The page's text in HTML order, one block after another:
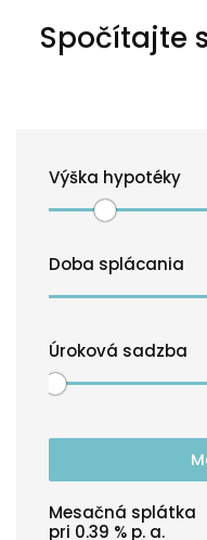
Spočítajte
Výška hypotéky
Doba splácania
Úroková sadzba
Mesačná splátka
pri 0.39 % p. a.